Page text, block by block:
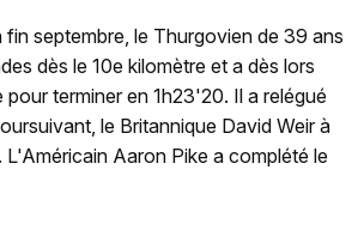
fin septembre, le Thurgovien de 39 ans
dès le 10e kilomètre et a dès lors
terminer en 1h23'20. Il a relégué
le Britannique David Weir à
L'Américain Aaron Pike a complété le